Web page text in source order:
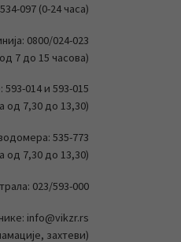
097 (0-24 часа)
0800/024-023
7 до 15 часова)
014 и 593-015
од 7,30 до 13,30)
535-773
од 7,30 до 13,30)
023/593-000
info@vikzr.rs
захтеви)